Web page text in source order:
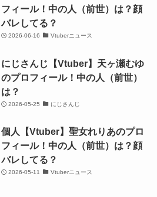
フィール！中の人（前世）は？顔
バレしてる？
2026-06-16 Vtuberニュース
にじさんじ【Vtuber】天ヶ瀬むゆ
のプロフィール！中の人（前世）
は？
2026-05-25 にじさんじ
個人【Vtuber】聖女れりあのプロ
フィール！中の人（前世）は？顔
バレしてる？
2026-05-11 Vtuberニュース